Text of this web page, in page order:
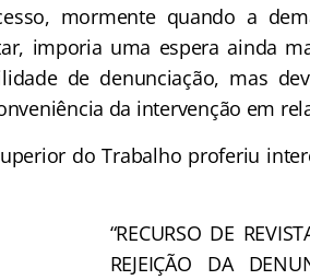
mormente quando a
imporia uma espera ainda
de denunciação, mas
da intervenção em
do Trabalho proferiu
“RECURSO DE
REJEIÇÃO DA